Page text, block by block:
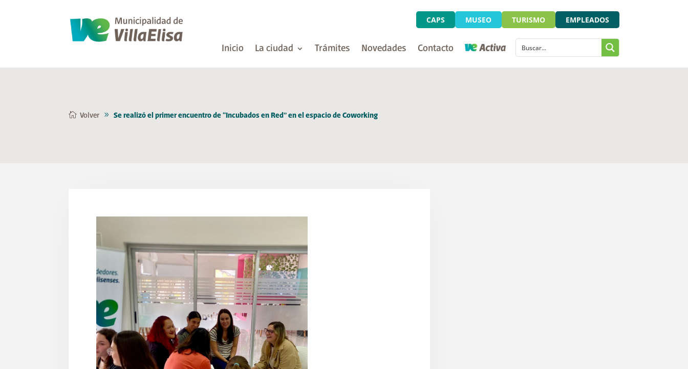
CAPS MUSEO TURISMO EMPLEADOS
Inicio La ciudad Trámites Novedades Contacto
Volver Se realizó el primer encuentro de “Incubados en Red” en el espacio de Coworking